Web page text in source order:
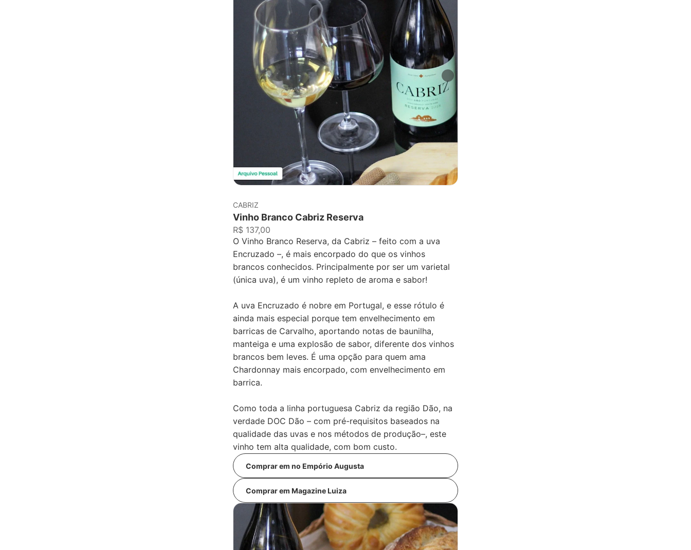
CABRIZ
Vinho Branco Cabriz Reserva
R$ 137,00
O Vinho Branco Reserva, da Cabriz – feito com a uva
Encruzado –, é mais encorpado do que os vinhos
brancos conhecidos. Principalmente por ser um varietal
(única uva), é um vinho repleto de aroma e sabor!
A uva Encruzado é nobre em Portugal, e esse rótulo é
ainda mais especial porque tem envelhecimento em
barricas de Carvalho, aportando notas de baunilha,
manteiga e uma explosão de sabor, diferente dos vinhos
brancos bem leves. É uma opção para quem ama
Chardonnay mais encorpado, com envelhecimento em
barrica.
Como toda a linha portuguesa Cabriz da região Dão, na
verdade DOC Dão – com pré-requisitos baseados na
qualidade das uvas e nos métodos de produção–, este
vinho tem alta qualidade, com bom custo.
Comprar em no Empório Augusta
Comprar em Magazine Luiza